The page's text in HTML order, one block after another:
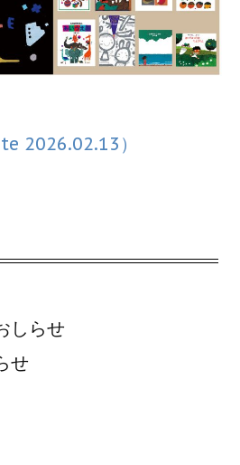
2026.02.13）
しらせ
せ